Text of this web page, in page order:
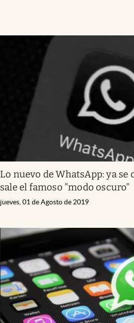
Lo nuevo de WhatsApp: ya
sale el famoso "modo oscuro"
jueves, 01 de Agosto de 2019